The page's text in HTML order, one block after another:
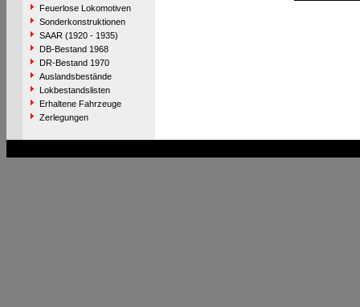
Feuerlose Lokomotiven
Sonderkonstruktionen
SAAR (1920 - 1935)
DB-Bestand 1968
DR-Bestand 1970
Auslandsbestände
Lokbestandslisten
Erhaltene Fahrzeuge
Zerlegungen